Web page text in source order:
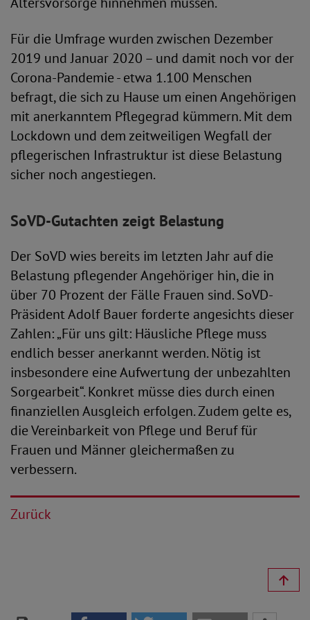
Für die Umfrage wurden zwischen Dezember
2019 und Januar 2020 – und damit noch vor der
Corona-Pandemie - etwa 1.100 Menschen
befragt, die sich zu Hause um einen Angehörigen
mit anerkanntem Pflegegrad kümmern. Mit dem
Lockdown und dem zeitweiligen Wegfall der
pflegerischen Infrastruktur ist diese Belastung
sicher noch angestiegen.
SoVD-Gutachten zeigt Belastung
Der SoVD wies bereits im letzten Jahr auf die
Belastung pflegender Angehöriger hin, die in
über 70 Prozent der Fälle Frauen sind. SoVD-
Präsident Adolf Bauer forderte angesichts dieser
Zahlen: „Für uns gilt: Häusliche Pflege muss
endlich besser anerkannt werden. Nötig ist
insbesondere eine Aufwertung der unbezahlten
Sorgearbeit“. Konkret müsse dies durch einen
finanziellen Ausgleich erfolgen. Zudem gelte es,
die Vereinbarkeit von Pflege und Beruf für
Frauen und Männer gleichermaßen zu
verbessern.
Zurück